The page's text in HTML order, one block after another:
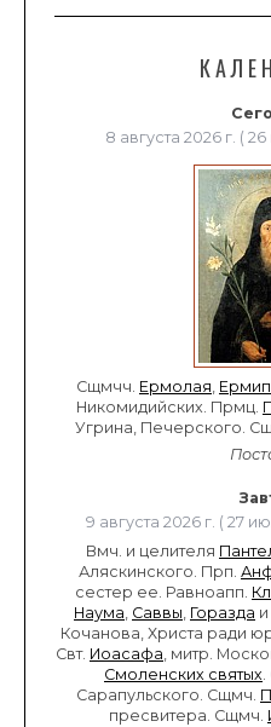
8 августа 2026 г. (
Сщмчч. Ермолая,
Никомидийских. Прмц.
Угрина, Печерского.
9 августа 2026 г. ( 27
Вмч. и целителя
Аляскинского. Прп.
сестер ее. Равноапп.
Наума, Саввы, Горазда и
Кочанова, Христа ради
Свт. Иоасафа, митр.
Смоленских святых
Сарапульского. Сщмч.
пресвитера. Сщмч.